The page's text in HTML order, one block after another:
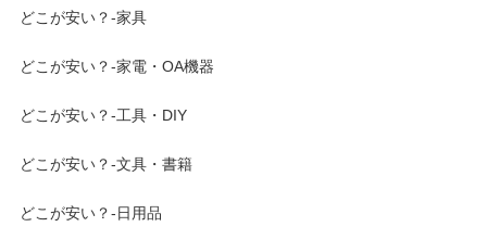
どこが安い？-家具
どこが安い？-家電・OA機器
どこが安い？-工具・DIY
どこが安い？-文具・書籍
どこが安い？-日用品